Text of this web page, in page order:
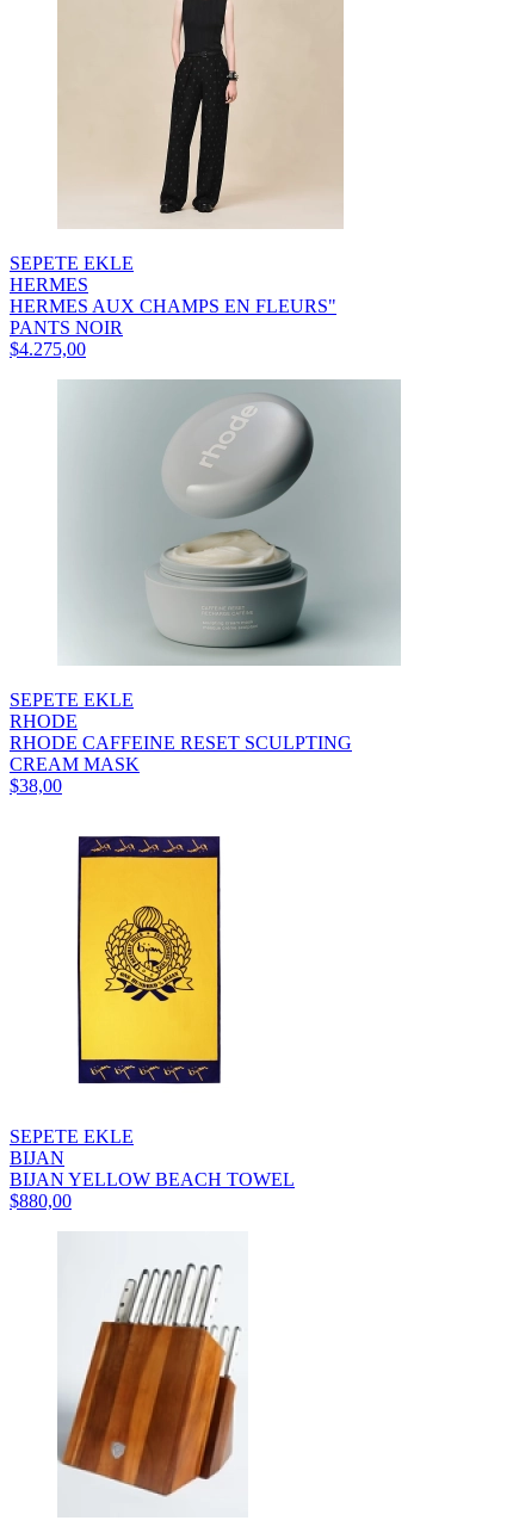
SEPETE EKLE
HERMES
HERMES AUX CHAMPS EN FLEURS"
PANTS NOIR
$4.275,00
SEPETE EKLE
RHODE
RHODE CAFFEINE RESET SCULPTING
CREAM MASK
$38,00
SEPETE EKLE
BIJAN
BIJAN YELLOW BEACH TOWEL
$880,00